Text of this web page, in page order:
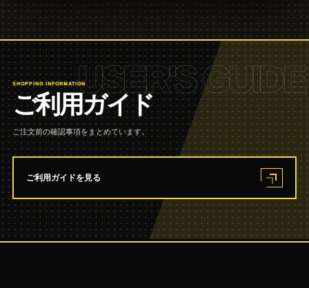
USER'S GUIDE
SHOPPING INFORMATION
ご利用ガイド
ご注文前の確認事項をまとめています。
ご利用ガイドを見る